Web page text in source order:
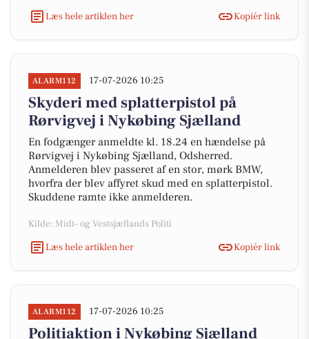
Læs hele artiklen her
Kopiér link
ALARM112 17-07-2026 10:25
Skyderi med splatterpistol på
Rørvigvej i Nykøbing Sjælland
En fodgænger anmeldte kl. 18.24 en hændelse på
Rørvigvej i Nykøbing Sjælland, Odsherred.
Anmelderen blev passeret af en stor, mørk BMW,
hvorfra der blev affyret skud med en splatterpistol.
Skuddene ramte ikke anmelderen.
Kilde: Midt- og Vestsjællands Politi
Læs hele artiklen her
Kopiér link
ALARM112 17-07-2026 10:25
Politiaktion i Nykøbing Sjælland